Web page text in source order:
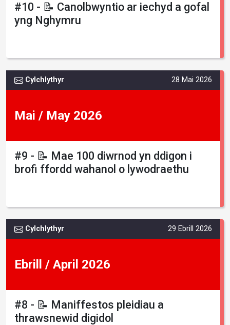
#10 - 📝 Canolbwyntio ar iechyd a gofal
yng Nghymru
Cylchlythyr 28 Mai 2026
Mai / May 2026
#9 - 📝 Mae 100 diwrnod yn ddigon i
brofi ffordd wahanol o lywodraethu
Cylchlythyr 29 Ebrill 2026
Ebrill / April 2026
#8 - 📝 Maniffestos pleidiau a
thrawsnewid digidol